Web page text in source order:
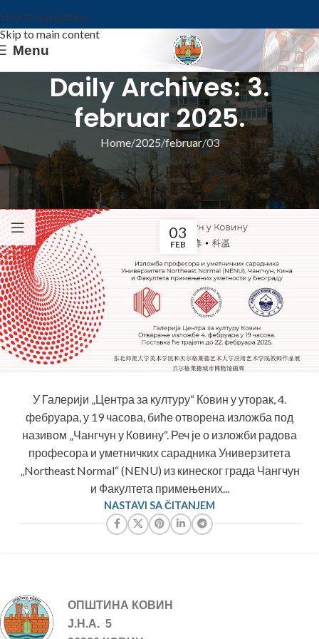
Skip to navigation
Skip to main content
Menu
Daily Archives: 3.
februar 2025.
Home 2025 februar 03
ИЗ ОПШТИНЕ
ИЗЛОЖБА „ЧАНГЧУН У КОВИНУ“
Општина Ковин
03
FEB
У Галерији „Центра за културу“ Ковин у уторак, 4.
фебруара, у 19 часова, биће отворена изложба под
називом „Чангчун у Ковину“. Реч је о изложби радова
професора и уметничких сарадника Универзитета
„Northeast Normal“ (NENU) из кинеског града Чангчун
и Факултета примењених...
NASTAVI SA ČITANJEM
ОПШТИНА КОВИН
Ј.Н.А. 5